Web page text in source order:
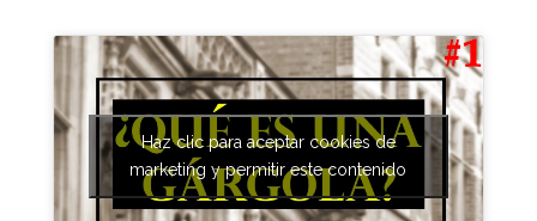
Haz clic para aceptar cookies de
marketing y permitir este contenido